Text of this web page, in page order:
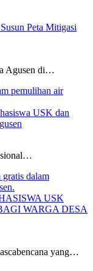
Peta Mitigasi
Agusen di…
USK dan
USK
WARGA DESA
yang…